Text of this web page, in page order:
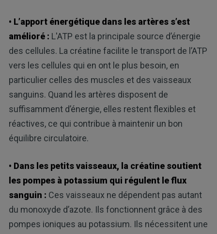
• L’apport énergétique dans les artères s’est
amélioré : L'ATP est la principale source d’énergie
des cellules. La créatine facilite le transport de l’ATP
vers les cellules qui en ont le plus besoin, en
particulier celles des muscles et des vaisseaux
sanguins. Quand les artères disposent de
suffisamment d’énergie, elles restent flexibles et
réactives, ce qui contribue à maintenir un bon
équilibre circulatoire.
• Dans les petits vaisseaux, la créatine soutient
les pompes à potassium qui régulent le flux
sanguin : Ces vaisseaux ne dépendent pas autant
du monoxyde d’azote. Ils fonctionnent grâce à des
pompes ioniques au potassium. Ils nécessitent une